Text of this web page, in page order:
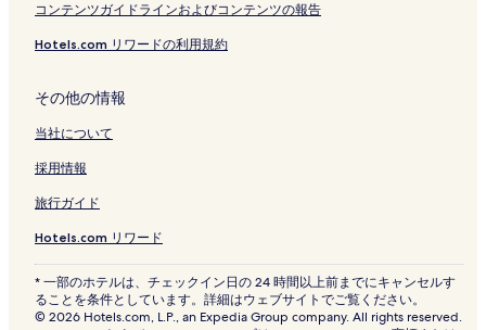
コンテンツガイドラインおよびコンテンツの報告
Hotels.com リワードの利用規約
その他の情報
当社について
採用情報
旅行ガイド
Hotels.com リワード
* 一部のホテルは、チェックイン日の 24 時間以上前までにキャンセルす
ることを条件としています。詳細はウェブサイトでご覧ください。
© 2026 Hotels.com, L.P., an Expedia Group company. All rights reserved.